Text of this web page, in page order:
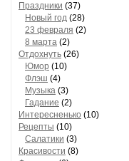
Праздники (37)
Новый год (28)
23 февраля (2)
8 марта (2)
Отдохнуть (26)
Юмор (10)
Флэш (4)
Музыка (3)
Гадание (2)
Интересненько (10)
Рецепты (10)
Салатики (3)
Красивости (8)